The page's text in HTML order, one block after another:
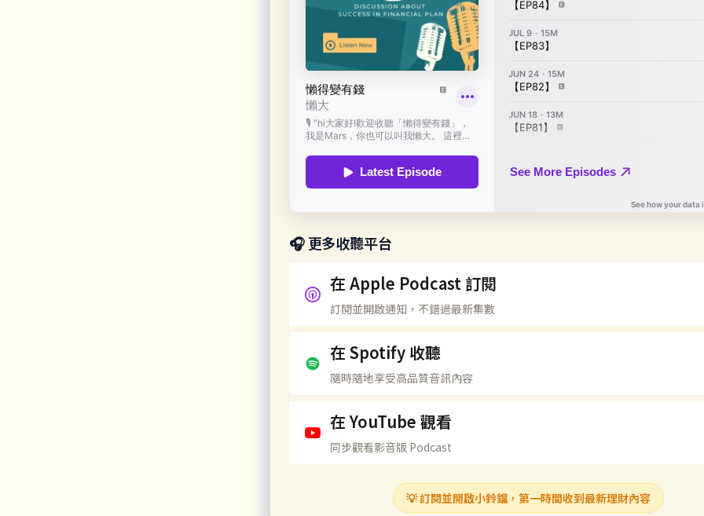
🎧 更多收聽平台
在 Apple Podcast 訂閱
訂閱並開啟通知，不錯過最新集數
在 Spotify 收聽
隨時隨地享受高品質音訊內容
在 YouTube 觀看
同步觀看影音版 Podcast
💡 訂閱並開啟小鈴鐺，第一時間收到最新理財內容